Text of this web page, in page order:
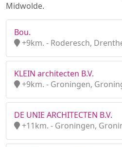
Midwolde.
Bou.
+9km. - Roderesch,
KLEIN architecten B.V.
+9km. - Groningen,
DE UNIE ARCHITECTEN B.V.
+11km. - Groningen,